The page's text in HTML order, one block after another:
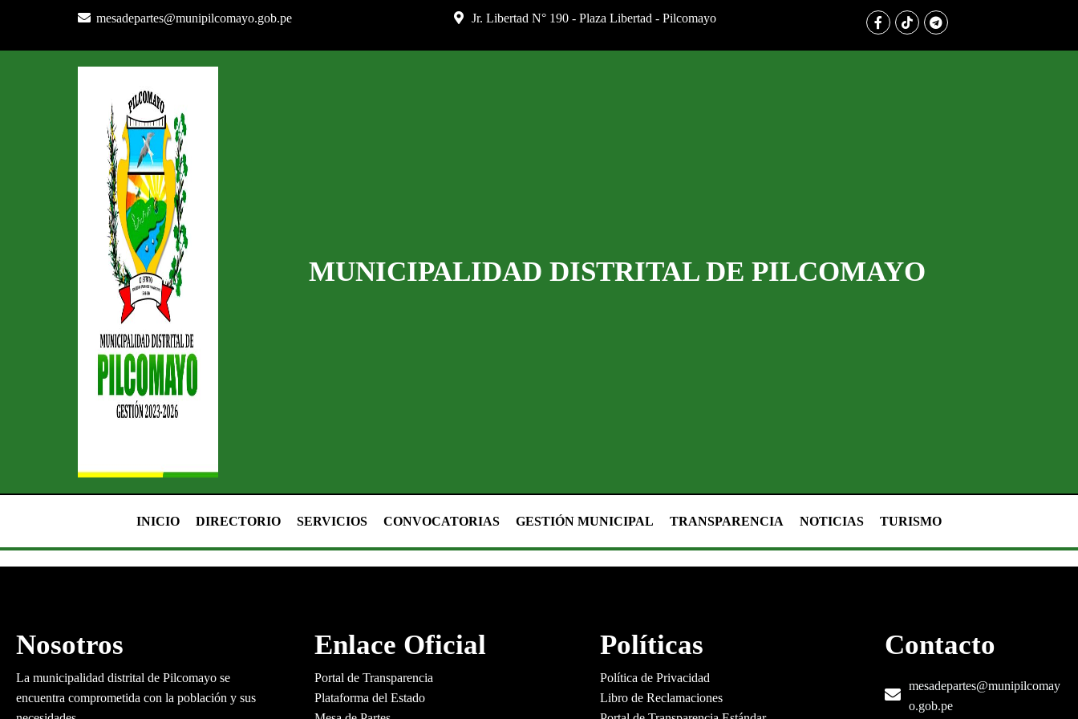
mesadepartes@munipilcomayo.gob.pe Jr. Libertad N° 190 - Plaza Libertad - Pilcomayo
MUNICIPALIDAD DISTRITAL DE PILCOMAYO
INICIO DIRECTORIO SERVICIOS CONVOCATORIAS GESTIÓN MUNICIPAL TRANSPARENCIA NOTICIAS TURISMO
Nosotros
La municipalidad distrital de Pilcomayo se
encuentra comprometida con la población y sus
Enlace Oficial
Portal de Transparencia
Plataforma del Estado
Políticas
Política de Privacidad
Libro de Reclamaciones
Contacto
mesadepartes@munipilcomay
o.gob.pe